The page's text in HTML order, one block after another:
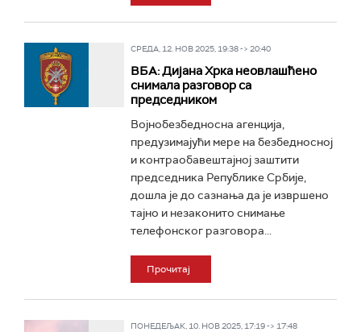
СРЕДА, 12. НОВ 2025, 19:38 -> 20:40
ВБА: Дијана Хрка неовлашћено
снимала разговор са
председником
Војнобезбедносна агенција,
предузимајући мере на безбедносној
и контраобавештајној заштити
председника Републике Србије,
дошла је до сазнања да је извршено
тајно и незаконито снимање
телефонског разговора...
Прочитај
ПОНЕДЕЉАК, 10. НОВ 2025, 17:19 -> 17:48